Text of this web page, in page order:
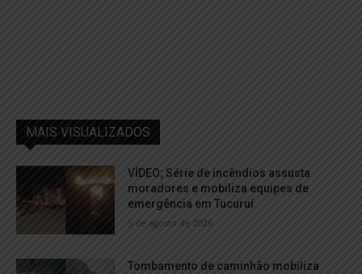
MAIS VISUALIZADOS
VÍDEO; Série de incêndios assusta
moradores e mobiliza equipes de
emergência em Tucuruí
5 de agosto de 2026
Tombamento de caminhão mobiliza